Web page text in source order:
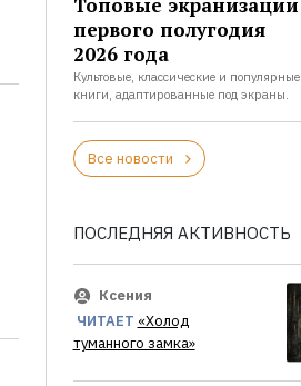
первого полугодия
2026 года
Культовые, классические и популярные
книги, адаптированные под экраны.
Все новости
ПОСЛЕДНЯЯ АКТИВНОСТЬ
Ксения
ЧИТАЕТ «Холод
туманного замка»